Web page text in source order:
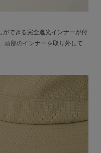
ができる完全遮光インナーが付
頭部のインナーを取り外して